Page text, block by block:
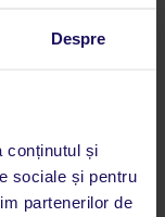
Despre
conținutul și
sociale și pentru
partenerilor de